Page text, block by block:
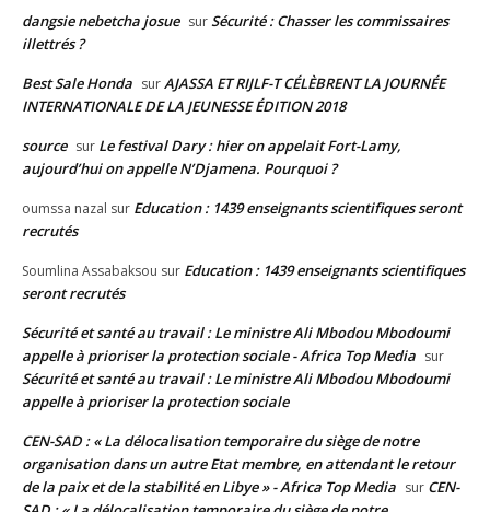
dangsie nebetcha josue surSécurité : Chasser les commissaires
illettrés ?
Best Sale Honda surAJASSA ET RIJLF-T CÉLÈBRENT LA JOURNÉE
INTERNATIONALE DE LA JEUNESSE ÉDITION 2018
source sur Le festival Dary : hier on appelait Fort-Lamy,
aujourd’hui on appelle N’Djamena. Pourquoi ?
oumssa nazal sur Education : 1439 enseignants scientifiques seront
recrutés
Soumlina Assabaksou sur Education : 1439 enseignants scientifiques
seront recrutés
Sécurité et santé au travail : Le ministre Ali Mbodou Mbodoumi
appelle à prioriser la protection sociale - Africa Top Media sur
Sécurité et santé au travail : Le ministre Ali Mbodou Mbodoumi
appelle à prioriser la protection sociale
CEN-SAD : « La délocalisation temporaire du siège de notre
organisation dans un autre Etat membre, en attendant le retour
de la paix et de la stabilité en Libye » - Africa Top Media sur CEN-